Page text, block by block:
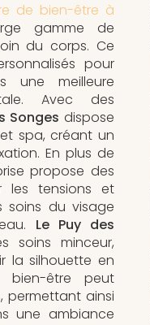
de bien-être à
gamme de
du corps. Ce
pour
une meilleure
Avec des
Songes dispose
spa, créant un
En plus de
propose des
les tensions et
soins du visage
Le Puy des
soins minceur,
la silhouette en
bien-être peut
permettant ainsi
une ambiance